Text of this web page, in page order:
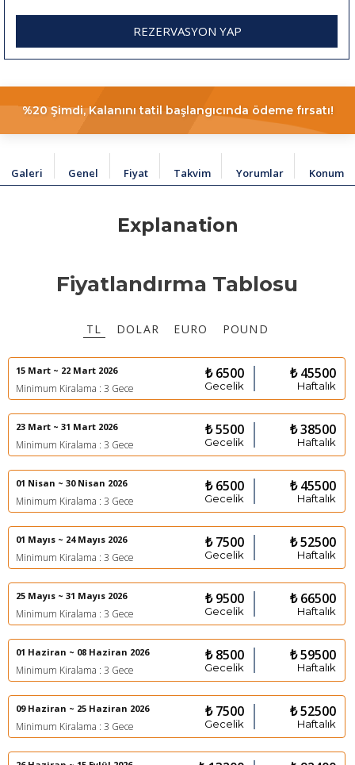
REZERVASYON YAP
%20 Şimdi, Kalanını tatil başlangıcında ödeme fırsatı!
Galeri Genel Fiyat Takvim Yorumlar Konum
Explanation
Fiyatlandırma Tablosu
TL DOLAR EURO POUND
15 Mart ~ 22 Mart 2026
Minimum Kiralama : 3 Gece
₺ 6500
Gecelik
₺ 45500
Haftalık
23 Mart ~ 31 Mart 2026
Minimum Kiralama : 3 Gece
₺ 5500
Gecelik
₺ 38500
Haftalık
01 Nisan ~ 30 Nisan 2026
Minimum Kiralama : 3 Gece
₺ 6500
Gecelik
₺ 45500
Haftalık
01 Mayıs ~ 24 Mayıs 2026
Minimum Kiralama : 3 Gece
₺ 7500
Gecelik
₺ 52500
Haftalık
25 Mayıs ~ 31 Mayıs 2026
Minimum Kiralama : 3 Gece
₺ 9500
Gecelik
₺ 66500
Haftalık
01 Haziran ~ 08 Haziran 2026
Minimum Kiralama : 3 Gece
₺ 8500
Gecelik
₺ 59500
Haftalık
09 Haziran ~ 25 Haziran 2026
Minimum Kiralama : 3 Gece
₺ 7500
Gecelik
₺ 52500
Haftalık